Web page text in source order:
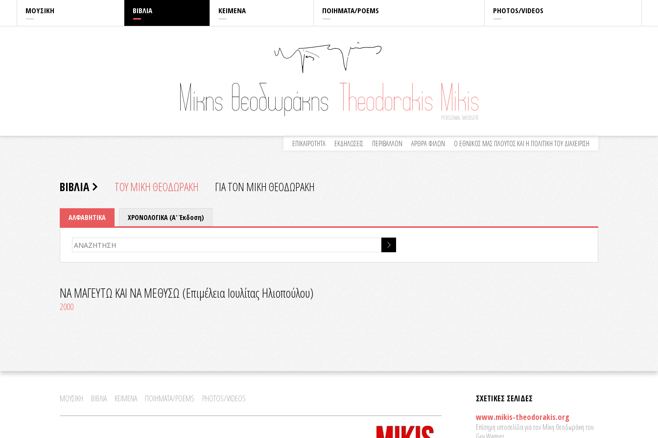
ΜΟΥΣΙΚΗ ΒΙΒΛΙΑ ΚΕΙΜΕΝΑ ΠΟΙΗΜΑΤΑ/POEMS PHOTOS/VIDEOS
ΕΠΙΚΑΙΡΟΤΗΤΑ ΕΚΔΗΛΩΣΕΙΣ ΠΕΡΙΒΑΛΛΟΝ ΑΡΘΡΑ ΦΙΛΩΝ Ο ΕΘΝΙΚΟΣ ΜΑΣ ΠΛΟΥΤΟΣ ΚΑΙ Η ΠΟΛΙΤΙΚΗ ΤΟΥ ΔΙΑΧΕΙΡΙΣΗ
ΒΙΒΛΙΑ ΤΟΥ ΜΙΚΗ ΘΕΟΔΩΡΑΚΗ ΓΙΑ ΤΟΝ ΜΙΚΗ ΘΕΟΔΩΡΑΚΗ
ΑΛΦΑΒΗΤΙΚΑ ΧΡΟΝΟΛΟΓΙΚΑ (Α' Έκδοση)
ΝΑ ΜΑΓΕΥΤΩ ΚΑΙ ΝΑ ΜΕΘΥΣΩ (Επιμέλεια Ιουλίτας Ηλιοπούλου)
2000
ΜΟΥΣΙΚΗ ΒΙΒΛΙΑ ΚΕΙΜΕΝΑ ΠΟΙΗΜΑΤΑ/POEMS PHOTOS/VIDEOS
ΣΧΕΤΙΚΕΣ ΣΕΛΙΔΕΣ
www.mikis-theodorakis.org
Επίσημη ιστοσελίδα για τον Μίκη Θεοδωράκη του